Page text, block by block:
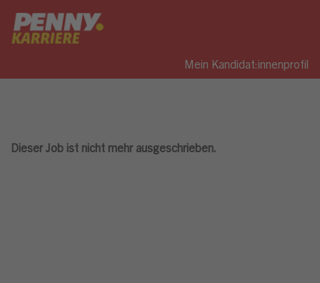
Mein Kandidat:innenprofil
Dieser Job ist nicht mehr ausgeschrieben.